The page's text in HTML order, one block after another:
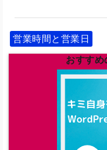
営業時間と営業日
おすす